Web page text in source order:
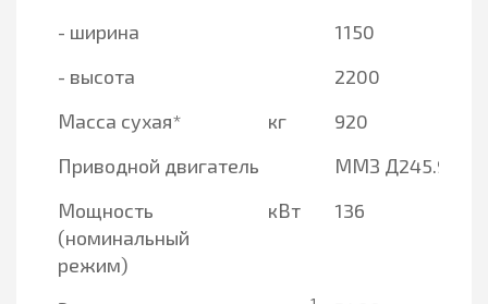
- ширина
1150
- высота
2200
Масса сухая*
кг
920
Приводной двигатель
ММЗ Д245.9
Мощность
(номинальный
режим)
кВт 136